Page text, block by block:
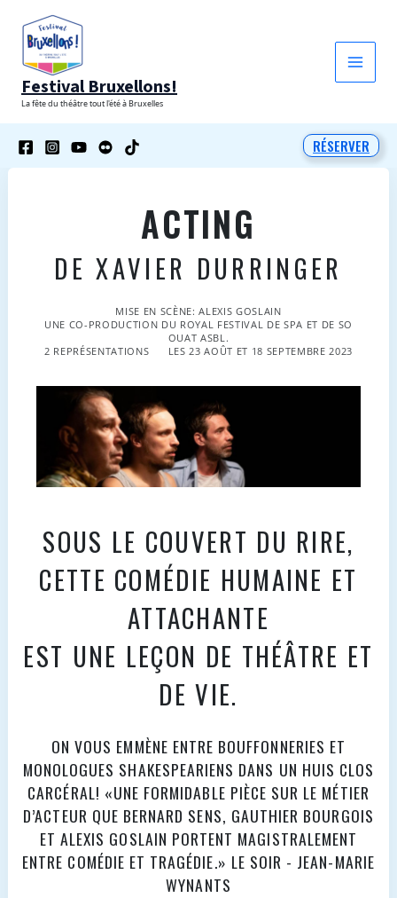
contenu
Festival Bruxellons!
La fête du théâtre tout l'été à Bruxelles
RÉSERVER
ACTING
DE XAVIER DURRINGER
MISE EN SCÈNE: ALEXIS GOSLAIN
UNE CO-PRODUCTION DU ROYAL FESTIVAL DE SPA ET DE SO
OUAT ASBL.
2 REPRÉSENTATIONS
LES 23 AOÛT ET 18 SEPTEMBRE 2023
SOUS LE COUVERT DU RIRE,
CETTE COMÉDIE HUMAINE ET
ATTACHANTE
EST UNE LEÇON DE THÉÂTRE ET
DE VIE.
ON VOUS EMMÈNE ENTRE BOUFFONNERIES ET
MONOLOGUES SHAKESPEARIENS DANS UN HUIS CLOS
CARCÉRAL! «UNE FORMIDABLE PIÈCE SUR LE MÉTIER
D’ACTEUR QUE BERNARD SENS, GAUTHIER BOURGOIS
ET ALEXIS GOSLAIN PORTENT MAGISTRALEMENT
ENTRE COMÉDIE ET TRAGÉDIE.» LE SOIR - JEAN-MARIE
WYNANTS